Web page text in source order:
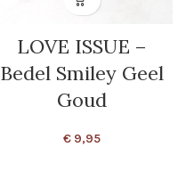
LOVE ISSUE –
Bedel Smiley Geel
Goud
€ 9,95